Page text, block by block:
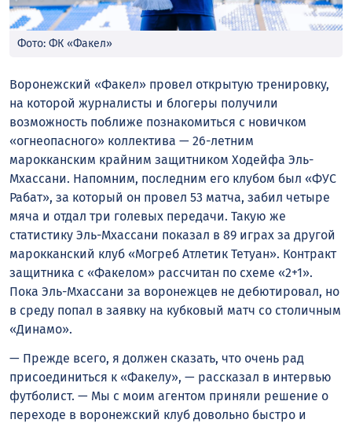
Фото: ФК «Факел»
Воронежский «Факел» провел открытую тренировку,
на которой журналисты и блогеры получили
возможность поближе познакомиться с новичком
«огнеопасного» коллектива — 26-летним
марокканским крайним защитником Ходейфа Эль-
Мхассани. Напомним, последним его клубом был «ФУС
Рабат», за который он провел 53 матча, забил четыре
мяча и отдал три голевых передачи. Такую же
статистику Эль-Мхассани показал в 89 играх за другой
марокканский клуб «Могреб Атлетик Тетуан». Контракт
защитника с «Факелом» рассчитан по схеме «2+1».
Пока Эль-Мхассани за воронежцев не дебютировал, но
в среду попал в заявку на кубковый матч со столичным
«Динамо».
— Прежде всего, я должен сказать, что очень рад
присоединиться к «Факелу», — рассказал в интервью
футболист. — Мы с моим агентом приняли решение о
переходе в воронежский клуб довольно быстро и